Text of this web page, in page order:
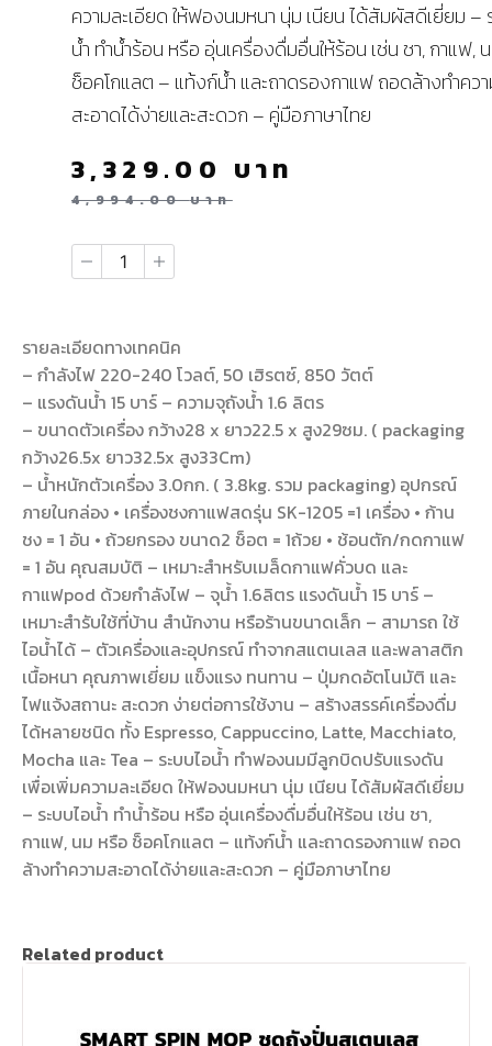
ความละเอียด ให้ฟองนมหนา นุ่ม เนียน ได้สัมผัสดีเยี่ยม –
น้ำ ทำน้ำร้อน หรือ อุ่นเครื่องดื่มอื่นให้ร้อน เช่น ชา, กาแฟ,
ช็อคโกแลต – แท้งก์น้ำ และถาดรองกาแฟ ถอดล้างทำคว
สะอาดได้ง่ายและสะดวก – คู่มือภาษาไทย
4,994.00บาท
3,329.00 บาท
รายละเอียดทางเทคนิค
– กำลังไฟ 220-240 โวลต์, 50 เฮิรตซ์, 850 วัตต์
– แรงดันน้ำ 15 บาร์ – ความจุถังน้ำ 1.6 ลิตร
– ขนาดตัวเครื่อง กว้าง28 x ยาว22.5 x สูง29ซม. ( packaging
กว้าง26.5x ยาว32.5x สูง33Cm)
– น้ำหนักตัวเครื่อง 3.0กก. ( 3.8kg. รวม packaging) อุปกรณ์
ภายในกล่อง • เครื่องชงกาแฟสดรุ่น SK-1205 =1 เครื่อง • ก้าน
ชง = 1 อัน • ถ้วยกรอง ขนาด2 ช็อต = 1ถ้วย • ช้อนตัก/กดกาแฟ
= 1 อัน คุณสมบัติ – เหมาะสำหรับเมล็ดกาแฟคั่วบด และ
กาแฟpod ด้วยกำลังไฟ – จุน้ำ 1.6ลิตร แรงดันน้ำ 15 บาร์ –
เหมาะสำรับใช้ที่บ้าน สำนักงาน หรือร้านขนาดเล็ก – สามารถ ใช้
ไอน้ำได้ – ตัวเครื่องและอุปกรณ์ ทำจากสแตนเลส และพลาสติก
เนื้อหนา คุณภาพเยี่ยม แข็งแรง ทนทาน – ปุ่มกดอัตโนมัติ และ
ไฟแจ้งสถานะ สะดวก ง่ายต่อการใช้งาน – สร้างสรรค์เครื่องดื่ม
ได้หลายชนิด ทั้ง Espresso, Cappuccino, Latte, Macchiato,
Mocha และ Tea – ระบบไอน้ำ ทำฟองนมมีลูกบิดปรับแรงดัน
เพื่อเพิ่มความละเอียด ให้ฟองนมหนา นุ่ม เนียน ได้สัมผัสดีเยี่ยม
– ระบบไอน้ำ ทำน้ำร้อน หรือ อุ่นเครื่องดื่มอื่นให้ร้อน เช่น ชา,
กาแฟ, นม หรือ ช็อคโกแลต – แท้งก์น้ำ และถาดรองกาแฟ ถอด
ล้างทำความสะอาดได้ง่ายและสะดวก – คู่มือภาษาไทย
Related product